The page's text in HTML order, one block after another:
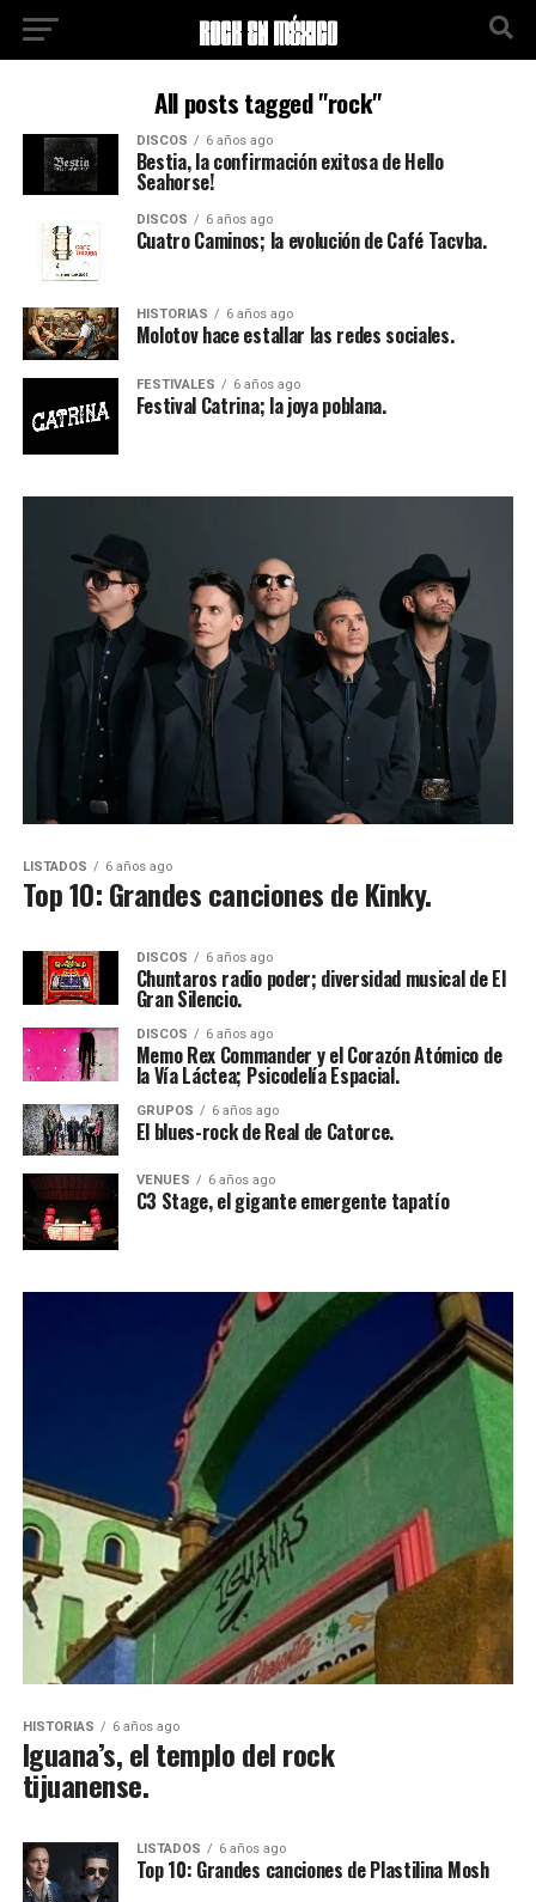
All posts tagged "rock"
DISCOS 6 años ago
Bestia, la confirmación exitosa de Hello
Seahorse!
DISCOS 6 años ago
Cuatro Caminos; la evolución de Café Tacvba.
HISTORIAS 6 años ago
Molotov hace estallar las redes sociales.
FESTIVALES 6 años ago
Festival Catrina; la joya poblana.
LISTADOS 6 años ago
Top 10: Grandes canciones de Kinky.
DISCOS 6 años ago
Chuntaros radio poder; diversidad musical de El
Gran Silencio.
DISCOS 6 años ago
Memo Rex Commander y el Corazón Atómico de
la Vía Láctea; Psicodelía Espacial.
GRUPOS 6 años ago
El blues-rock de Real de Catorce.
VENUES 6 años ago
C3 Stage, el gigante emergente tapatío
HISTORIAS 6 años ago
Iguana’s, el templo del rock
tijuanense.
LISTADOS 6 años ago
Top 10: Grandes canciones de Plastilina Mosh